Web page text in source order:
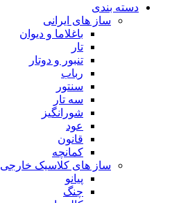
دسته بندی
ساز های ایرانی
باغلاما و دیوان
تار
تنبور و دوتار
رباب
سنتور
سه تار
شورانگیز
عود
قانون
کمانچه
ساز های کلاسیک خارجی
پیانو
چنگ